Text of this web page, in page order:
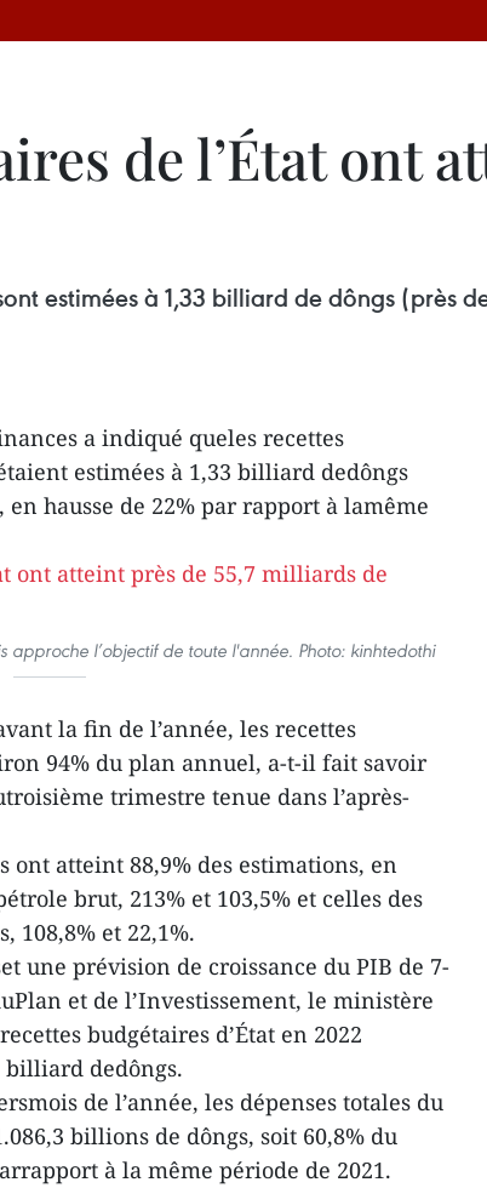
de l’État ont
estimées à 1,33 billiard de dôngs (près
a indiqué queles recettes
estimées à 1,33 billiard dedôngs
hausse de 22% par rapport à lamême
approche l’objectif de toute l'année. Photo: kinhtedothi
la fin de l’année, les recettes
94% du plan annuel, a-t-il fait savoir
trimestre tenue dans l’après-
ont atteint 88,9% des estimations, en
brut, 213% et 103,5% et celles des
108,8% et 22,1%.
une prévision de croissance du PIB de 7-
et de l’Investissement, le ministère
budgétaires d’État en 2022
billiard dedôngs.
de l’année, les dépenses totales du
billions de dôngs, soit 60,8% du
à la même période de 2021.